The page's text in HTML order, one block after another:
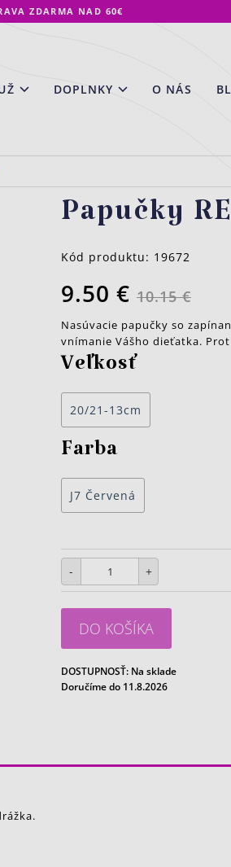
ZDARMA NAD 60€
DOPLNKY O NÁS
Papučky
Kód produktu: 19672
9.50 € 10.15 €
Nasúvacie papučky so
vnímanie Vášho dieťatka.
Veľkosť
20/21-13cm
Farba
J7 Červená
- +
DO KOŠÍKA
DOSTUPNOSŤ: Na sklade
Doručíme do 11.8.2026